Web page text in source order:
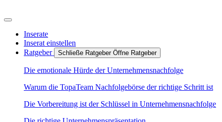
Inserate
Inserat einstellen
Ratgeber
Schließe Ratgeber Öffne Ratgeber
Die emotionale Hürde der Unternehmensnachfolge
Warum die TopaTeam Nachfolgebörse der richtige Schritt ist
Die Vorbereitung ist der Schlüssel in Unternehmensnachfolge